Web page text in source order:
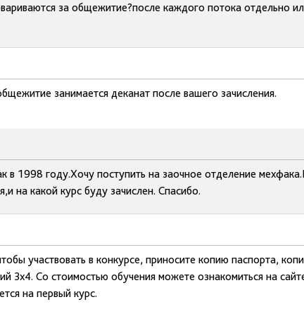
за общежитие?после каждого потока отдельно
занимается деканат после вашего зачисления.
в 1998 году.Хочу поступить на заочное отделение
на какой курс буду зачислен. Спасибо.
участвовать в конкурсе, приносите копию паспорта,
3х4. Со стоимостью обучения можете ознакомиться на
на первый курс.